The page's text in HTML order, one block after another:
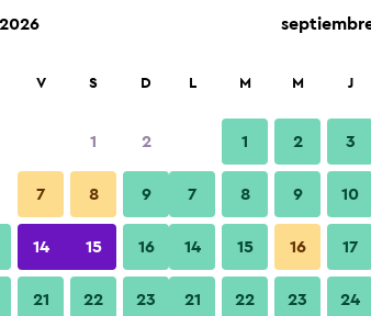
precio por noche
noche
Ver oferta
Habitación
V S D
1 2
7 8 9
14 15 16
21 22 23
L M M J
1 2 3
7 8 9 10
14 15 16 17
21 22 23 24